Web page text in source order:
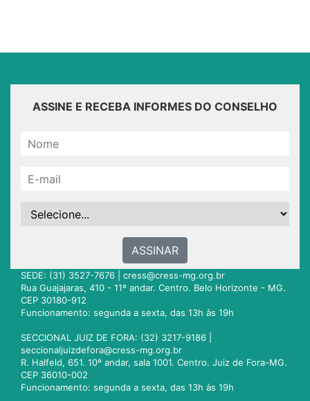
ASSINE E RECEBA INFORMES DO CONSELHO
ASSINAR
SEDE: (31) 3527-7676 | cress@cress-mg.org.br
Rua Guajajaras, 410 - 11º andar. Centro. Belo Horizonte - MG.
CEP 30180-912
Funcionamento: segunda a sexta, das 13h às 19h
SECCIONAL JUIZ DE FORA: (32) 3217-9186 |
seccionaljuizdefora@cress-mg.org.br
R. Halfeld, 651. 10º andar, sala 1001. Centro. Juiz de Fora-MG.
CEP 36010-002
Funcionamento: segunda a sexta, das 13h às 19h